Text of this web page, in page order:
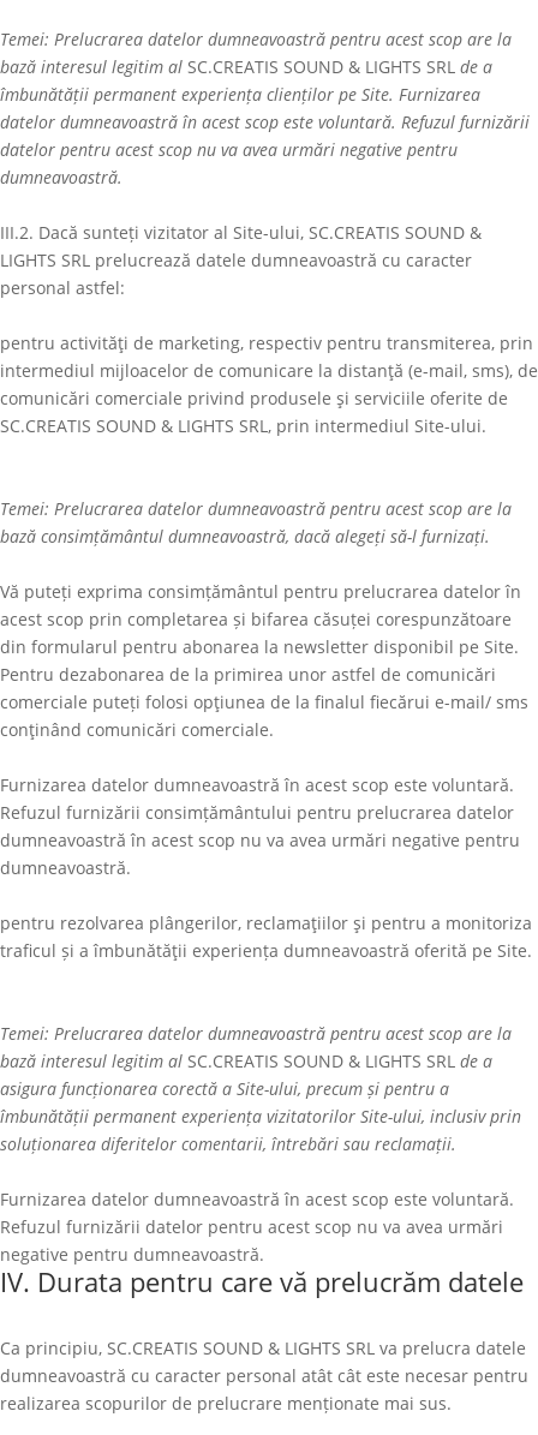
Temei: Prelucrarea datelor dumneavoastră pentru acest scop are la
bază interesul legitim al SC.CREATIS SOUND & LIGHTS SRL de a
îmbunătății permanent experiența clienților pe Site. Furnizarea
datelor dumneavoastră în acest scop este voluntară. Refuzul furnizării
datelor pentru acest scop nu va avea urmări negative pentru
dumneavoastră.
III.2. Dacă sunteți vizitator al Site-ului, SC.CREATIS SOUND &
LIGHTS SRL prelucrează datele dumneavoastră cu caracter
personal astfel:
pentru activităţi de marketing, respectiv pentru transmiterea, prin
intermediul mijloacelor de comunicare la distanţă (e-mail, sms), de
comunicări comerciale privind produsele şi serviciile oferite de
SC.CREATIS SOUND & LIGHTS SRL, prin intermediul Site-ului.
Temei: Prelucrarea datelor dumneavoastră pentru acest scop are la
bază consimțământul dumneavoastră, dacă alegeți să-l furnizați.
Vă puteți exprima consimțământul pentru prelucrarea datelor în
acest scop prin completarea și bifarea căsuței corespunzătoare
din formularul pentru abonarea la newsletter disponibil pe Site.
Pentru dezabonarea de la primirea unor astfel de comunicări
comerciale puteți folosi opţiunea de la finalul fiecărui e-mail/ sms
conţinând comunicări comerciale.
Furnizarea datelor dumneavoastră în acest scop este voluntară.
Refuzul furnizării consimțământului pentru prelucrarea datelor
dumneavoastră în acest scop nu va avea urmări negative pentru
dumneavoastră.
pentru rezolvarea plângerilor, reclamaţiilor şi pentru a monitoriza
traficul și a îmbunătăţii experiența dumneavoastră oferită pe Site.
Temei: Prelucrarea datelor dumneavoastră pentru acest scop are la
bază interesul legitim al SC.CREATIS SOUND & LIGHTS SRL de a
asigura funcționarea corectă a Site-ului, precum și pentru a
îmbunătății permanent experiența vizitatorilor Site-ului, inclusiv prin
soluționarea diferitelor comentarii, întrebări sau reclamații.
Furnizarea datelor dumneavoastră în acest scop este voluntară.
Refuzul furnizării datelor pentru acest scop nu va avea urmări
negative pentru dumneavoastră.
IV. Durata pentru care vă prelucrăm datele
Ca principiu, SC.CREATIS SOUND & LIGHTS SRL va prelucra datele
dumneavoastră cu caracter personal atât cât este necesar pentru
realizarea scopurilor de prelucrare menționate mai sus.